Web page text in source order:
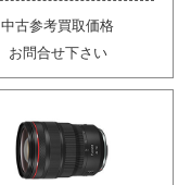
中古参考買取価格
お問合せ下さい